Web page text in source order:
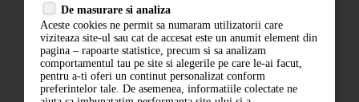
Politica de confidentialitate
ANPC
De masurare si analiza
Aceste cookies ne permit sa numaram utilizatorii care
viziteaza site-ul sau cat de accesat este un anumit element din
pagina – rapoarte statistice, precum si sa analizam
comportamentul tau pe site si alegerile pe care le-ai facut,
pentru a-ti oferi un continut personalizat conform
preferintelor tale. De asemenea, informatiile colectate ne